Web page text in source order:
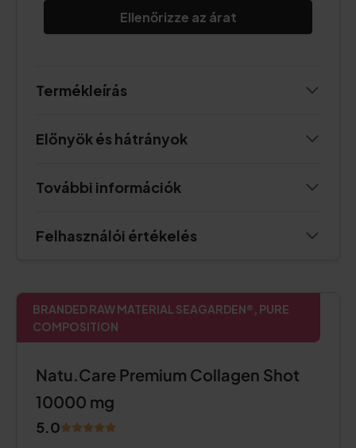
Ellenőrizze az árat
Termékleírás
Előnyök és hátrányok
További információk
Felhasználói értékelés
BRANDED RAW MATERIAL SEAGARDEN®, PURE
COMPOSITION
Natu.Care Premium Collagen Shot
10000 mg
5.0